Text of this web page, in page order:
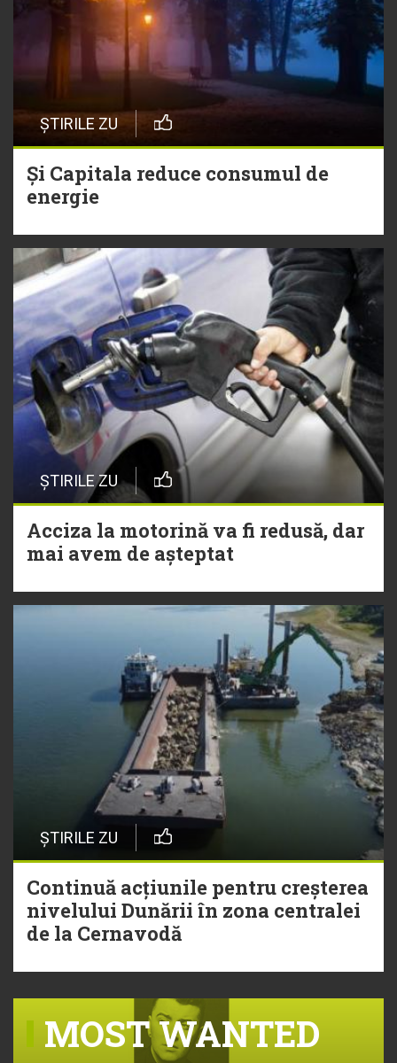
ȘTIRILE ZU
Și Capitala reduce consumul de
energie
ȘTIRILE ZU
Acciza la motorină va fi redusă, dar
mai avem de așteptat
ȘTIRILE ZU
Continuă acțiunile pentru creșterea
nivelului Dunării în zona centralei
de la Cernavodă
MOST WANTED